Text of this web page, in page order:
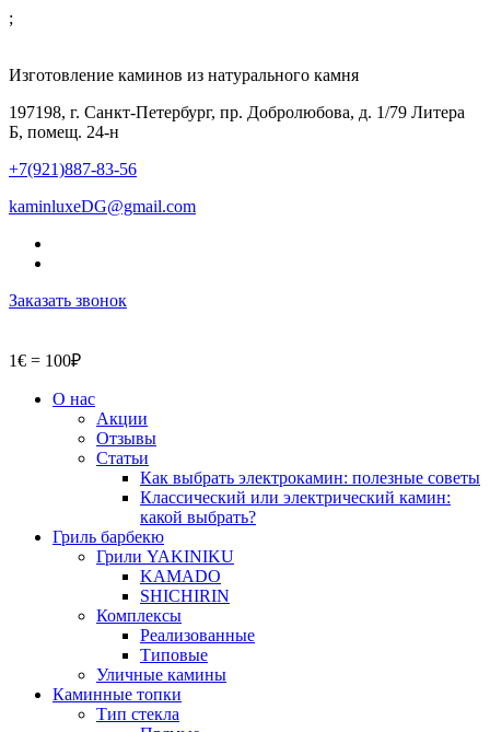
;
Изготовление каминов из натурального камня
197198, г. Санкт-Петербург, пр. Добролюбова, д. 1/79 Литера
Б, помещ. 24-н
+7(921)887-83-56
kaminluxeDG@gmail.com
Заказать звонок
1€ = 100₽
О нас
Акции
Отзывы
Статьи
Как выбрать электрокамин: полезные советы
Классический или электрический камин:
какой выбрать?
Гриль барбекю
Грили YAKINIKU
KAMADO
SHICHIRIN
Комплексы
Реализованные
Типовые
Уличные камины
Каминные топки
Тип стекла